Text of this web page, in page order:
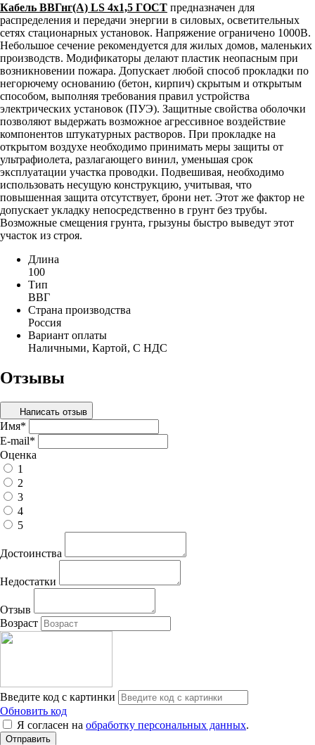
Кабель ВВГнг(А) LS 4х1,5 ГОСТ предназначен для
распределения и передачи энергии в силовых, осветительных
сетях стационарных установок. Напряжение ограничено 1000В.
Небольшое сечение рекомендуется для жилых домов, маленьких
производств. Модификаторы делают пластик неопасным при
возникновении пожара. Допускает любой способ прокладки по
негорючему основанию (бетон, кирпич) скрытым и открытым
способом, выполняя требования правил устройства
электрических установок (ПУЭ). Защитные свойства оболочки
позволяют выдержать возможное агрессивное воздействие
компонентов штукатурных растворов. При прокладке на
открытом воздухе необходимо принимать меры защиты от
ультрафиолета, разлагающего винил, уменьшая срок
эксплуатации участка проводки. Подвешивая, необходимо
использовать несущую конструкцию, учитывая, что
повышенная защита отсутствует, брони нет. Этот же фактор не
допускает укладку непосредственно в грунт без трубы.
Возможные смещения грунта, грызуны быстро выведут этот
участок из строя.
Длина
100
Тип
ВВГ
Страна производства
Россия
Вариант оплаты
Наличными, Картой, С НДС
Отзывы
Написать отзыв
Имя*
E-mail*
Оценка
1
2
3
4
5
Достоинства
Недостатки
Отзыв
Возраст
Введите код с картинки
Обновить код
Я согласен на обработку персональных данных.